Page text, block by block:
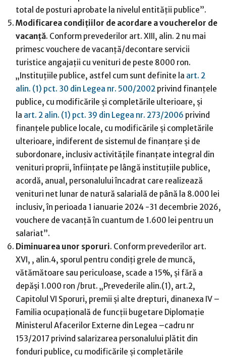
total de posturi aprobate la nivelul entității publice”.
Modificarea condițiilor de acordare a voucherelor de
vacanță. Conform prevederilor art. XIII, alin. 2 nu mai
primesc vouchere de vacanță/decontare servicii
turistice angajații cu venituri de peste 8000 ron.
„Instituțiile publice, astfel cum sunt definite la art. 2
alin. (1) pct. 30 din Legea nr. 500/2002 privind finanțele
publice, cu modificările și completările ulterioare, și
la art. 2 alin. (1) pct. 39 din Legea nr. 273/2006 privind
finanțele publice locale, cu modificările și completările
ulterioare, indiferent de sistemul de finanțare și de
subordonare, inclusiv activitățile finanțate integral din
venituri proprii, înființate pe lângă instituțiile publice,
acordă, anual, personalului încadrat care realizează
venituri net lunar de natură salarială de până la 8.000 lei
inclusiv, în perioada 1 ianuarie 2024 -31 decembrie 2026,
vouchere de vacanță în cuantum de 1.600 lei pentru un
salariat”.
Diminuarea unor sporuri. Conform prevederilor art.
XVI, , alin.4, sporul pentru condiți grele de muncă,
vătămătoare sau periculoase, scade a 15%, și fără a
depăși 1.000 ron /brut. „Prevederile alin.(1), art.2,
Capitolul VI Sporuri, premii și alte drepturi, dinanexa IV –
Familia ocupațională de funcții bugetare Diplomație
Ministerul Afacerilor Externe din Legea –cadru nr
153/2017 privind salarizarea personalului plătit din
fonduri publice, cu modificările și completările